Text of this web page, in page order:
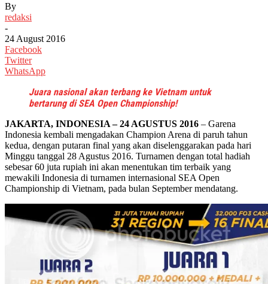
By
redaksi
-
24 August 2016
Facebook
Twitter
WhatsApp
Juara nasional akan terbang ke Vietnam untuk
bertarung di SEA Open Championship!
JAKARTA, INDONESIA – 24 AGUSTUS 2016 – Garena
Indonesia kembali mengadakan Champion Arena di paruh tahun
kedua, dengan putaran final yang akan diselenggarakan pada hari
Minggu tanggal 28 Agustus 2016. Turnamen dengan total hadiah
sebesar 60 juta rupiah ini akan menentukan tim terbaik yang
mewakili Indonesia di turnamen internasional SEA Open
Championship di Vietnam, pada bulan September mendatang.